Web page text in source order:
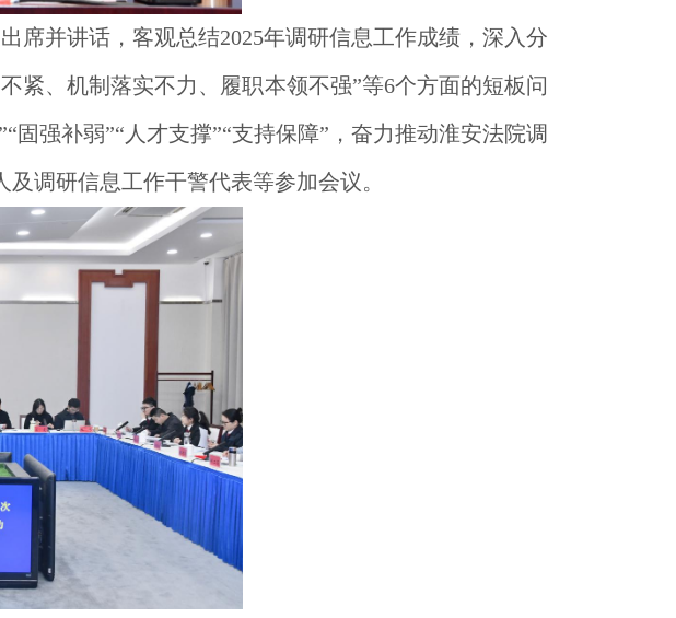
席并讲话，客观总结2025年调研信息工作成绩，深入分
紧、机制落实不力、履职本领不强”等6个方面的短板问
强补弱”“人才支撑”“支持保障”，奋力推动淮安法院调
调研信息工作干警代表等参加会议。